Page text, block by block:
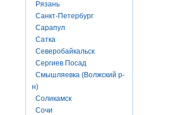
Рязань
Санкт-Петербург
Сарапул
Сатка
Северобайкальск
Сергиев Посад
Смышляевка (Волжский р-
н)
Соликамск
Сочи